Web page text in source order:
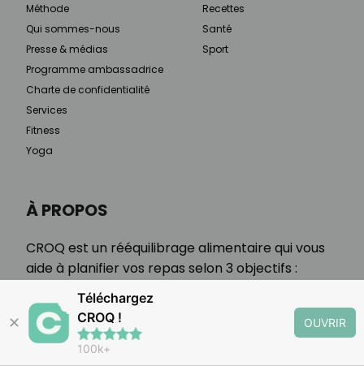
À PROPOS
CROQ est un rééquilibrage alimentaire qui vous
aide à planifier vos repas selon 3 objectifs :
minceur, maladie chronique, étapes de vie.
Méthode
Qui sommes-nous
Presse & médias
Programme ambassadrice
Charte de confidentialité
Services
Fitness
Yoga
Recettes
Santé
Sport
✕
Téléchargez
CROQ !
100k+
OUVRIR